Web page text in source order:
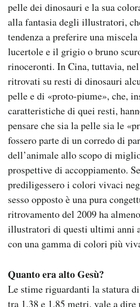
pelle dei dinosauri e la sua
alla fantasia degli illustratori,
tendenza a preferire una
lucertole e il grigio o bruno
rinoceronti. In Cina, tuttavia,
ritrovati su resti di dinosauri
pelle e di «proto-piume», che,
caratteristiche di quei resti,
pensare che sia la pelle sia le
fossero parte di un corredo di
dell’animale allo scopo di
prospettive di accoppiamento.
prediligessero i colori vivaci
sesso opposto è una pura
ritrovamento del 2009 ha
illustratori di questi ultimi anni
con una gamma di colori più
Quanto era alto Gesù?
Le stime riguardanti la statura
tra 1,38 e 1,85 metri, vale a dire